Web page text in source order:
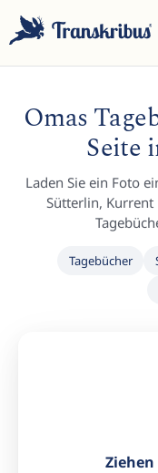
Omas
Seite
Laden Sie ein Foto
Sütterlin, Kurrent
Tagebücher